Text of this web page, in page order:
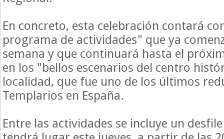
En concreto, esta celebración contará
programa de actividades" que ya
semana y que continuará hasta el
en los "bellos escenarios del centro
localidad, que fue uno de los últimos
Templarios en España.
Entre las actividades se incluye un